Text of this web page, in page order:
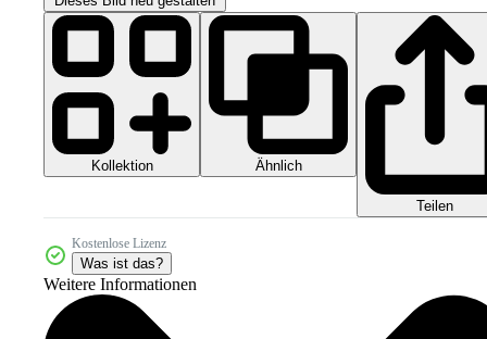
Kollektion Ähnlich
Teilen
Kostenlose Lizenz
Was ist das?
Weitere Informationen